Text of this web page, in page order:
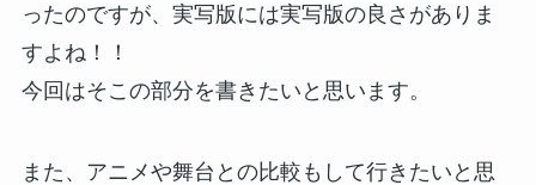
ったのですが、実写版には実写版の良さがありま
すよね！！
今回はそこの部分を書きたいと思います。
また、アニメや舞台との比較もして行きたいと思